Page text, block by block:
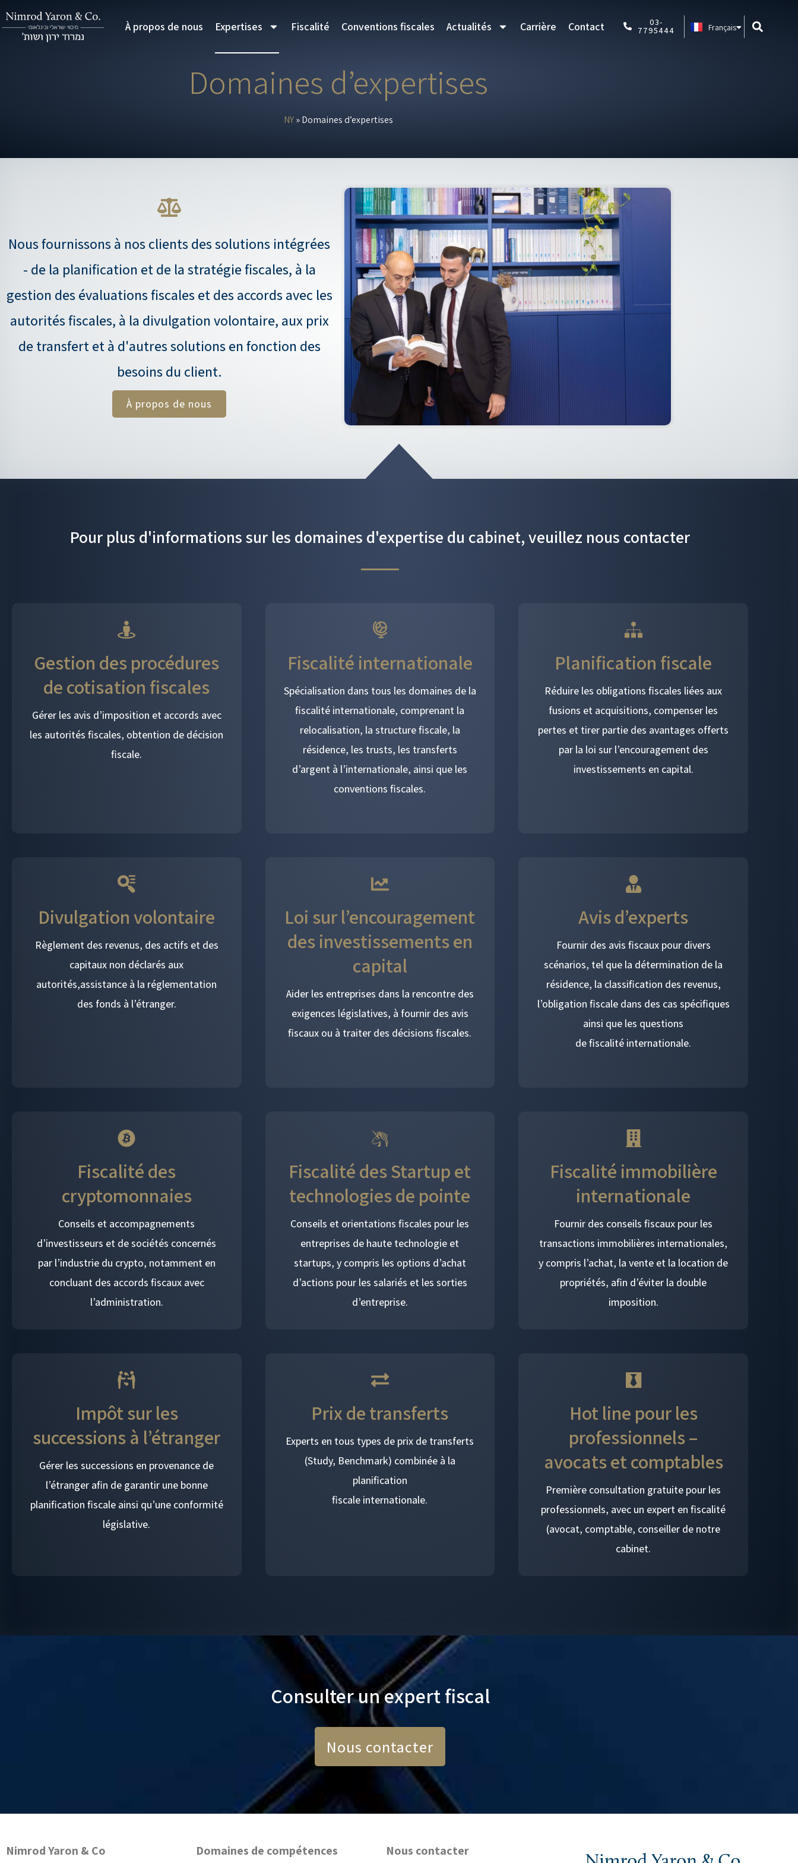
au
À propos de nous Expertises Fiscalité Conventions fiscales Actualités Carrière Contact 03-
7795444 Français
Português
Domaines d’expertises
NY»Domaines d’expertises
Nous fournissons à nos clients des solutions intégrées
- de la planification et de la stratégie fiscales, à la
gestion des évaluations fiscales et des accords avec les
autorités fiscales, à la divulgation volontaire, aux prix
de transfert et à d'autres solutions en fonction des
besoins du client.
À propos de nous
Pour plus d'informations sur les domaines d'expertise du cabinet, veuillez nous contacter
Gestion des procédures
de cotisation fiscales
Gérer les avis d’imposition et accords avec
les autorités fiscales, obtention de décision
fiscale.
Fiscalité internationale
Spécialisation dans tous les domaines de la
fiscalité internationale, comprenant la
relocalisation, la structure fiscale, la
résidence, les trusts, les transferts
d’argent à l’internationale, ainsi que les
conventions fiscales.
Planification fiscale
Réduire les obligations fiscales liées aux
fusions et acquisitions, compenser les
pertes et tirer partie des avantages offerts
par la loi sur l’encouragement des
investissements en capital.
Divulgation volontaire
Règlement des revenus, des actifs et des
capitaux non déclarés aux
autorités,assistance à la réglementation
des fonds à l’étranger.
Loi sur l’encouragement
des investissements en
capital
Aider les entreprises dans la rencontre des
exigences législatives, à fournir des avis
fiscaux ou à traiter des décisions fiscales.
Avis d’experts
Fournir des avis fiscaux pour divers
scénarios, tel que la détermination de la
résidence, la classification des revenus,
l’obligation fiscale dans des cas spécifiques
ainsi que les questions
de fiscalité internationale.
Fiscalité des
cryptomonnaies
Conseils et accompagnements
d’investisseurs et de sociétés concernés
par l’industrie du crypto, notamment en
concluant des accords fiscaux avec
l’administration.
Fiscalité des Startup et
technologies de pointe
Conseils et orientations fiscales pour les
entreprises de haute technologie et
startups, y compris les options d’achat
d’actions pour les salariés et les sorties
d’entreprise.
Fiscalité immobilière
internationale
Fournir des conseils fiscaux pour les
transactions immobilières internationales,
y compris l’achat, la vente et la location de
propriétés, afin d’éviter la double
imposition.
Impôt sur les
successions à l’étranger
Gérer les successions en provenance de
l’étranger afin de garantir une bonne
planification fiscale ainsi qu’une conformité
législative.
Prix de transferts
Experts en tous types de prix de transferts
(Study, Benchmark) combinée à la
planification
fiscale internationale.
Hot line pour les
professionnels –
avocats et comptables
Première consultation gratuite pour les
professionnels, avec un expert en fiscalité
(avocat, comptable, conseiller de notre
cabinet.
Consulter un expert fiscal
Nous contacter
Nimrod Yaron & Co Domaines de compétences Nous contacter